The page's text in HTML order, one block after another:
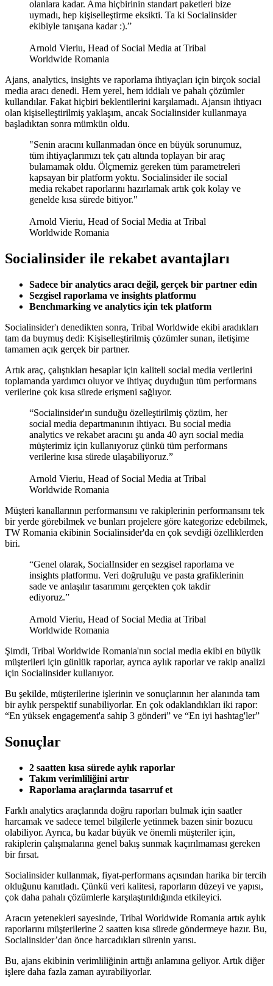
olanlara kadar. Ama hiçbirinin standart paketleri bize
uymadı, hep kişiselleştirme eksikti. Ta ki Socialinsider
ekibiyle tanışana kadar :).”
Arnold Vieriu, Head of Social Media at Tribal
Worldwide Romania
Ajans, analytics, insights ve raporlama ihtiyaçları için birçok social
media aracı denedi. Hem yerel, hem iddialı ve pahalı çözümler
kullandılar. Fakat hiçbiri beklentilerini karşılamadı. Ajansın ihtiyacı
olan kişiselleştirilmiş yaklaşım, ancak Socialinsider kullanmaya
başladıktan sonra mümkün oldu.
"Senin aracını kullanmadan önce en büyük sorunumuz,
tüm ihtiyaçlarımızı tek çatı altında toplayan bir araç
bulamamak oldu. Ölçmemiz gereken tüm parametreleri
kapsayan bir platform yoktu. Socialinsider ile social
media rekabet raporlarını hazırlamak artık çok kolay ve
genelde kısa sürede bitiyor."
Arnold Vieriu, Head of Social Media at Tribal
Worldwide Romania
Socialinsider ile rekabet avantajları
Sadece bir analytics aracı değil, gerçek bir partner edin
Sezgisel raporlama ve insights platformu
Benchmarking ve analytics için tek platform
Socialinsider'ı denedikten sonra, Tribal Worldwide ekibi aradıkları
tam da buymuş dedi: Kişiselleştirilmiş çözümler sunan, iletişime
tamamen açık gerçek bir partner.
Artık araç, çalıştıkları hesaplar için kaliteli social media verilerini
toplamanda yardımcı oluyor ve ihtiyaç duyduğun tüm performans
verilerine çok kısa sürede erişmeni sağlıyor.
“Socialinsider'ın sunduğu özelleştirilmiş çözüm, her
social media departmanının ihtiyacı. Bu social media
analytics ve rekabet aracını şu anda 40 ayrı social media
müşterimiz için kullanıyoruz çünkü tüm performans
verilerine kısa sürede ulaşabiliyoruz.”
Arnold Vieriu, Head of Social Media at Tribal
Worldwide Romania
Müşteri kanallarının performansını ve rakiplerinin performansını tek
bir yerde görebilmek ve bunları projelere göre kategorize edebilmek,
TW Romania ekibinin Socialinsider'da en çok sevdiği özelliklerden
biri.
“Genel olarak, SocialInsider en sezgisel raporlama ve
insights platformu. Veri doğruluğu ve pasta grafiklerinin
sade ve anlaşılır tasarımını gerçekten çok takdir
ediyoruz.”
Arnold Vieriu, Head of Social Media at Tribal
Worldwide Romania
Şimdi, Tribal Worldwide Romania'nın social media ekibi en büyük
müşterileri için günlük raporlar, ayrıca aylık raporlar ve rakip analizi
için Socialinsider kullanıyor.
Bu şekilde, müşterilerine işlerinin ve sonuçlarının her alanında tam
bir aylık perspektif sunabiliyorlar. En çok odaklandıkları iki rapor:
“En yüksek engagement'a sahip 3 gönderi” ve “En iyi hashtag'ler”
Sonuçlar
2 saatten kısa sürede aylık raporlar
Takım verimliliğini artır
Raporlama araçlarında tasarruf et
Farklı analytics araçlarında doğru raporları bulmak için saatler
harcamak ve sadece temel bilgilerle yetinmek bazen sinir bozucu
olabiliyor. Ayrıca, bu kadar büyük ve önemli müşteriler için,
rakiplerin çalışmalarına genel bakış sunmak kaçırılmaması gereken
bir fırsat.
Socialinsider kullanmak, fiyat-performans açısından harika bir tercih
olduğunu kanıtladı. Çünkü veri kalitesi, raporların düzeyi ve yapısı,
çok daha pahalı çözümlerle karşılaştırıldığında etkileyici.
Aracın yetenekleri sayesinde, Tribal Worldwide Romania artık aylık
raporlarını müşterilerine 2 saatten kısa sürede göndermeye hazır. Bu,
Socialinsider’dan önce harcadıkları sürenin yarısı.
Bu, ajans ekibinin verimliliğinin arttığı anlamına geliyor. Artık diğer
işlere daha fazla zaman ayırabiliyorlar.